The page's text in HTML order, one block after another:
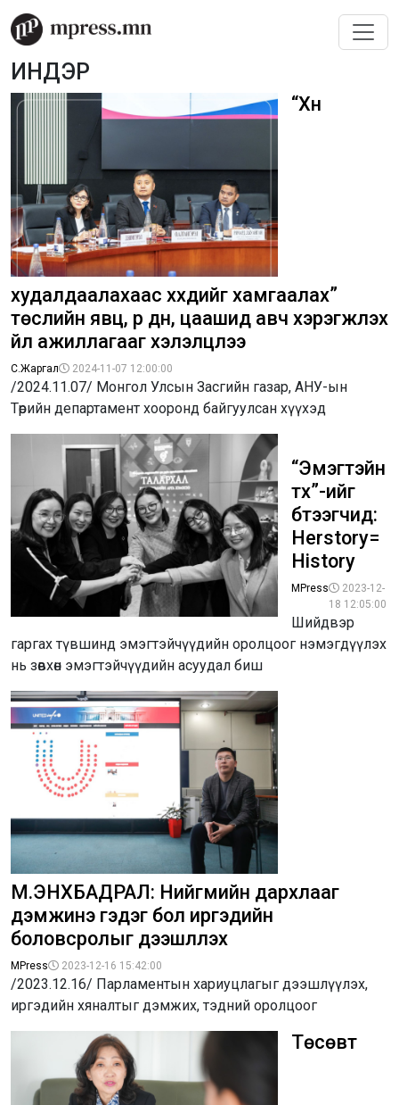
ИНДЭР
“Хүн
худалдаалахаас хүүхдийг хамгаалах”
төслийн явц, үр дүн, цаашид авч хэрэгжүүлэх
үйл ажиллагааг хэлэлцлээ
С.Жаргал 2024-11-07 12:00:00
/2024.11.07/ Монгол Улсын Засгийн газар, АНУ-ын
Төрийн департамент хооронд байгуулсан хүүхэд
“Эмэгтэйн
түүх”-ийг
бүтээгчид:
Herstory=
History
MPress
2023-12-
18 12:05:00
Шийдвэр
гаргах түвшинд эмэгтэйчүүдийн оролцоог нэмэгдүүлэх
нь зөвхөн эмэгтэйчүүдийн асуудал биш
М.ЭНХБАДРАЛ: Нийгмийн дархлааг
дэмжинэ гэдэг бол иргэдийн
боловсролыг дээшлүүлэх
MPress 2023-12-16 15:42:00
/2023.12.16/ Парламентын хариуцлагыг дээшлүүлэх,
иргэдийн хяналтыг дэмжих, тэдний оролцоог
Төсөвт